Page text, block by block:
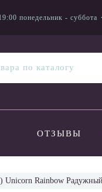
понедельник - суббота
ОТЗЫВЫ
Unicorn Rainbow